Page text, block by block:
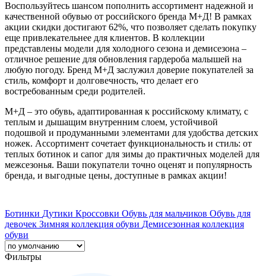
Воспользуйтесь шансом пополнить ассортимент надежной и
качественной обувью от российского бренда М+Д! В рамках
акции скидки достигают 62%, что позволяет сделать покупку
еще привлекательнее для клиентов. В коллекции
представлены модели для холодного сезона и демисезона –
отличное решение для обновления гардероба малышей на
любую погоду. Бренд М+Д заслужил доверие покупателей за
стиль, комфорт и долговечность, что делает его
востребованным среди родителей.
М+Д – это обувь, адаптированная к российскому климату, с
теплым и дышащим внутренним слоем, устойчивой
подошвой и продуманными элементами для удобства детских
ножек. Ассортимент сочетает функциональность и стиль: от
теплых ботинок и сапог для зимы до практичных моделей для
межсезонья. Ваши покупатели точно оценят и популярность
бренда, и выгодные цены, доступные в рамках акции!
Ботинки Дутики Кроссовки Обувь для мальчиков Обувь для
девочек Зимняя коллекция обуви Демисезонная коллекция
обуви
Фильтры